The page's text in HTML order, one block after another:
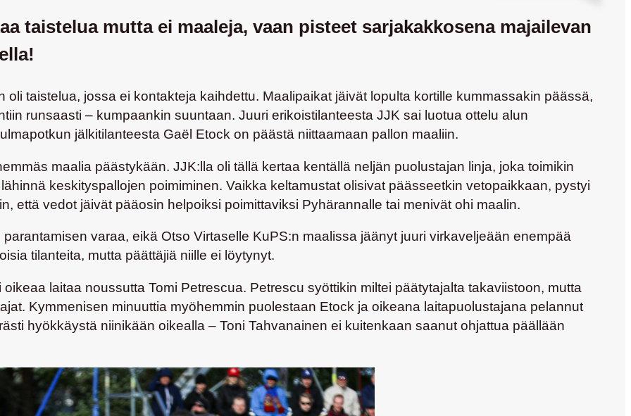
taistelua mutta ei maaleja, vaan pisteet sarjakakkosena majailevan
taistelua, jossa ei kontakteja kaihdettu. Maalipaikat jäivät lopulta kortille kummassakin päässä,
runsaasti – kumpaankin suuntaan. Juuri erikoistilanteesta JJK sai luotua ottelu alun
jälkitilanteesta Gaël Etock on päästä niittaamaan pallon maaliin.
maalia päästykään. JJK:lla oli tällä kertaa kentällä neljän puolustajan linja, joka toimikin
keskityspallojen poimiminen. Vaikka keltamustat olisivat päässeetkin vetopaikkaan, pystyi
että vedot jäivät pääosin helpoiksi poimittaviksi Pyhärannalle tai menivät ohi maalin.
varaa, eikä Otso Virtaselle KuPS:n maalissa jäänyt juuri virkaveljeään enempää
tilanteita, mutta päättäjiä niille ei löytynyt.
oikeaa laitaa noussutta Tomi Petrescua. Petrescu syöttikin miltei päätytajalta takaviistoon, mutta
Kymmenisen minuuttia myöhemmin puolestaan Etock ja oikeana laitapuolustajana pelannut
hyökkäystä niinikään oikealla – Toni Tahvanainen ei kuitenkaan saanut ohjattua päällään